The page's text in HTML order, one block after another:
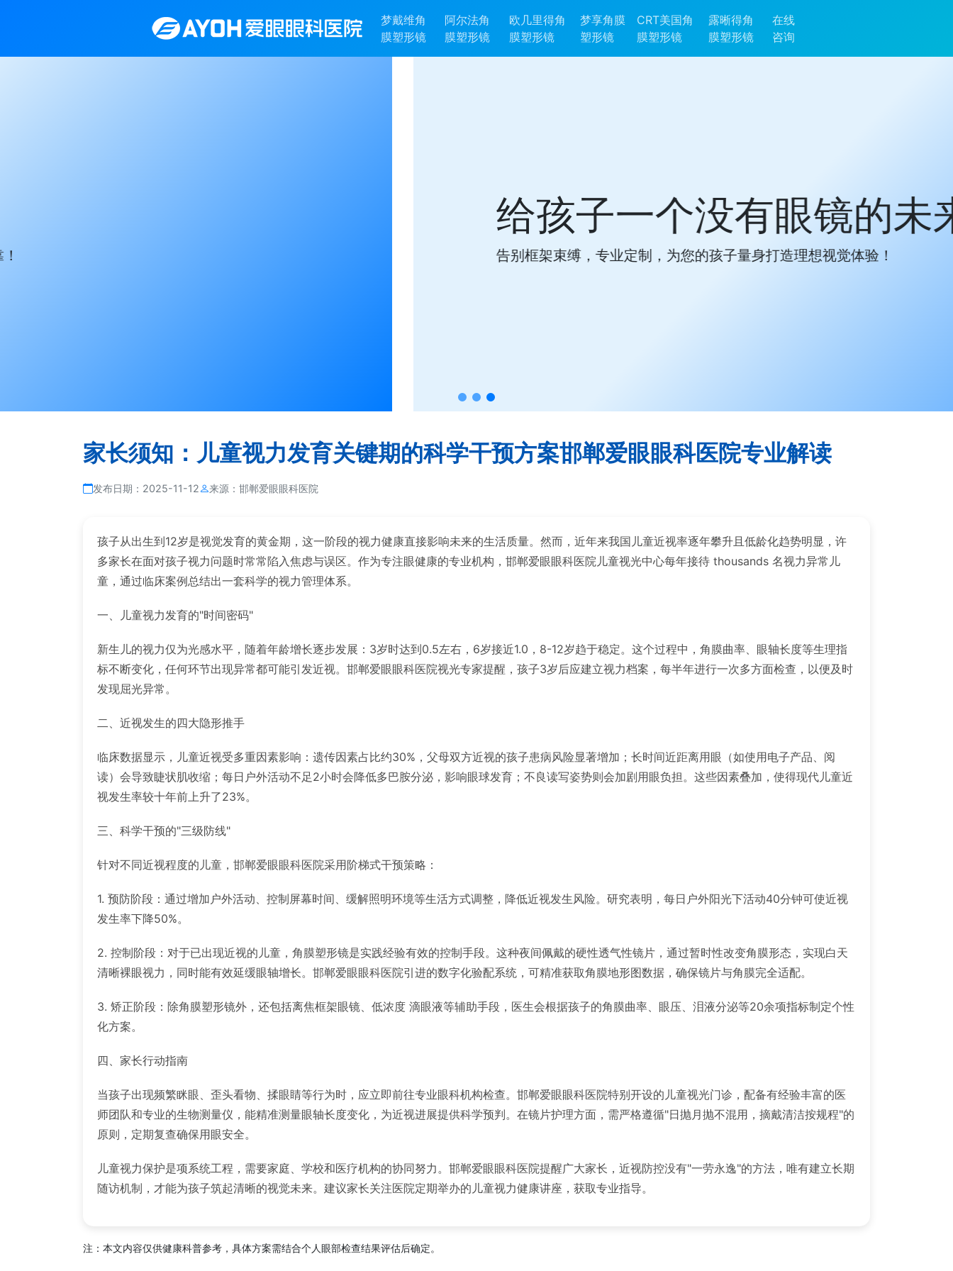
梦戴维角
膜塑形镜
阿尔法角
膜塑形镜
欧几里得角
膜塑形镜
梦享角膜
塑形镜
CRT美国角
膜塑形镜
露晰得角
膜塑形镜
在线
咨询
给孩子一个没有眼镜的未来
家长须知：儿童视力发育关键期的科学干预方案邯郸爱眼眼科医院专业解读
发布日期： 2025-11-12 来源： 邯郸爱眼眼科医院
孩子从出生到12岁是视觉发育的黄金期，这一阶段的视力健康直接影响未来的生活质量。然而，近年来我国儿童近视率逐年攀升且低龄化趋势明显，许
多家长在面对孩子视力问题时常常陷入焦虑与误区。作为专注眼健康的专业机构，邯郸爱眼眼科医院儿童视光中心每年接待 thousands 名视力异常儿
童，通过临床案例总结出一套科学的视力管理体系。
一、儿童视力发育的"时间密码"
新生儿的视力仅为光感水平，随着年龄增长逐步发展：3岁时达到0.5左右，6岁接近1.0，8-12岁趋于稳定。这个过程中，角膜曲率、眼轴长度等生理指
标不断变化，任何环节出现异常都可能引发近视。邯郸爱眼眼科医院视光专家提醒，孩子3岁后应建立视力档案，每半年进行一次多方面检查，以便及时
发现屈光异常。
二、近视发生的四大隐形推手
临床数据显示，儿童近视受多重因素影响：遗传因素占比约30%，父母双方近视的孩子患病风险显著增加；长时间近距离用眼（如使用电子产品、阅
读）会导致睫状肌收缩；每日户外活动不足2小时会降低多巴胺分泌，影响眼球发育；不良读写姿势则会加剧用眼负担。这些因素叠加，使得现代儿童近
视发生率较十年前上升了23%。
三、科学干预的"三级防线"
针对不同近视程度的儿童，邯郸爱眼眼科医院采用阶梯式干预策略：
1. 预防阶段：通过增加户外活动、控制屏幕时间、缓解照明环境等生活方式调整，降低近视发生风险。研究表明，每日户外阳光下活动40分钟可使近视
发生率下降50%。
2. 控制阶段：对于已出现近视的儿童，角膜塑形镜是实践经验有效的控制手段。这种夜间佩戴的硬性透气性镜片，通过暂时性改变角膜形态，实现白天
清晰裸眼视力，同时能有效延缓眼轴增长。邯郸爱眼眼科医院引进的数字化验配系统，可精准获取角膜地形图数据，确保镜片与角膜完全适配。
3. 矫正阶段：除角膜塑形镜外，还包括离焦框架眼镜、低浓度 滴眼液等辅助手段，医生会根据孩子的角膜曲率、眼压、泪液分泌等20余项指标制定个性
化方案。
四、家长行动指南
当孩子出现频繁眯眼、歪头看物、揉眼睛等行为时，应立即前往专业眼科机构检查。邯郸爱眼眼科医院特别开设的儿童视光门诊，配备有经验丰富的医
师团队和专业的生物测量仪，能精准测量眼轴长度变化，为近视进展提供科学预判。在镜片护理方面，需严格遵循"日抛月抛不混用，摘戴清洁按规程"的
原则，定期复查确保用眼安全。
儿童视力保护是项系统工程，需要家庭、学校和医疗机构的协同努力。邯郸爱眼眼科医院提醒广大家长，近视防控没有"一劳永逸"的方法，唯有建立长期
随访机制，才能为孩子筑起清晰的视觉未来。建议家长关注医院定期举办的儿童视力健康讲座，获取专业指导。
注：本文内容仅供健康科普参考，具体方案需结合个人眼部检查结果评估后确定。